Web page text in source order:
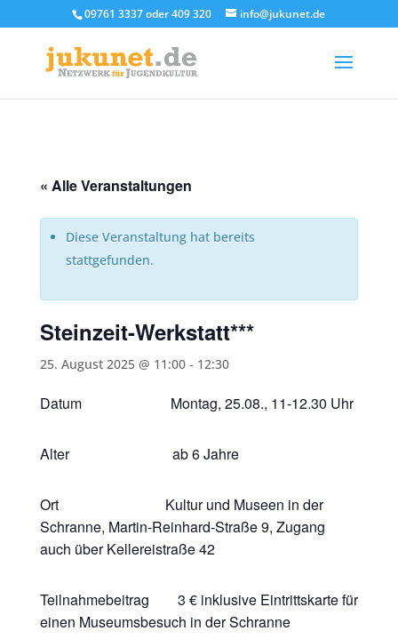
09761 3337 oder 409 320 info@jukunet.de
« Alle Veranstaltungen
Diese Veranstaltung hat bereits
stattgefunden.
Steinzeit-Werkstatt***
25. August 2025 @ 11:00- 12:30
Datum Montag, 25.08., 11-12.30 Uhr
Alter ab 6 Jahre
Ort Kultur und Museen in der
Schranne, Martin-Reinhard-Straße 9, Zugang
auch über Kellereistraße 42
Teilnahmebeitrag 3 € inklusive Eintrittskarte für
einen Museumsbesuch in der Schranne